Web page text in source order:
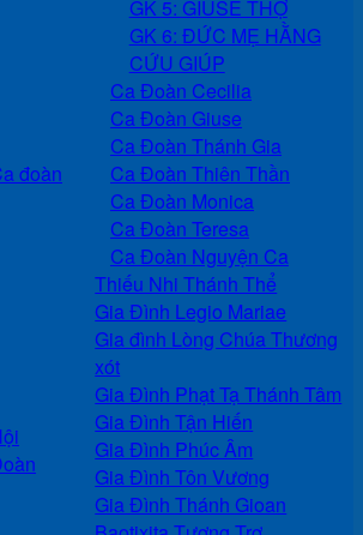
GK 5: GIUSE THỢ
GK 6: ĐỨC MẸ HẰNG
CỨU GIÚP
đoàn
Ca Đoàn Cecilia
Ca Đoàn Giuse
Ca Đoàn Thánh Gia
Ca Đoàn Thiên Thần
Ca Đoàn Monica
Ca Đoàn Teresa
Ca Đoàn Nguyện Ca
Thiếu Nhi Thánh Thể
Gia Đình Legio Mariae
Gia đình Lòng Chúa Thương
xót
Gia Đình Phạt Tạ Thánh Tâm
Gia Đình Tận Hiến
Gia Đình Phúc Âm
Gia Đình Tôn Vương
Gia Đình Thánh Gioan